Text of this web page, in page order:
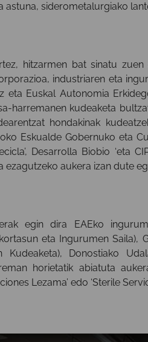
siderometalurgiako
hitzarmen bat sinatu zuen
industriaren eta
eta Euskal Autonomia
harremanen kudeaketa
hondakinak
Eskualde Gobernuko eta
Desarrolla Biobio ‘eta
ezagutzeko aukera izan dute
egin dira EAEko
eta Ingurumen Saila),
Kudeaketa), Donostiako
horietatik abiatuta
Lezama’ edo ‘Sterile